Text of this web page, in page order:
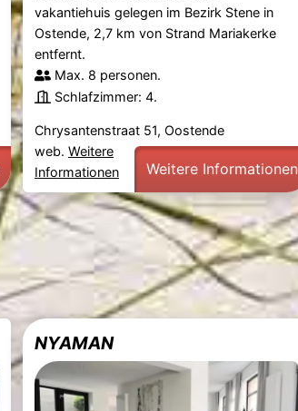
vakantiehuis gelegen im Bezirk Stene in
Ostende, 2,7 km von Strand Mariakerke
entfernt.
Max. 8 personen.
Schlafzimmer: 4.
Chrysantenstraat 51, Oostende
web. Weitere
Informationen
Weitere Informationen
NYAMAN